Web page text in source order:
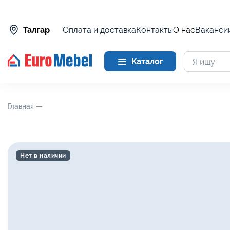
Талгар Оплата и доставкаКонтактыО нас
Каталог
Главная —
Нет в наличии